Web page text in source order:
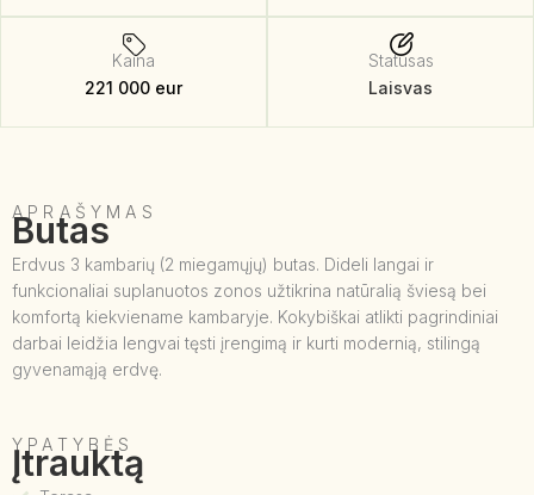
Kaina
221 000 eur
Statusas
Laisvas
APRAŠYMAS
Butas
Erdvus 3 kambarių (2 miegamųjų) butas. Dideli langai ir
funkcionaliai suplanuotos zonos užtikrina natūralią šviesą bei
komfortą kiekviename kambaryje. Kokybiškai atlikti pagrindiniai
darbai leidžia lengvai tęsti įrengimą ir kurti modernią, stilingą
gyvenamąją erdvę.
YPATYBĖS
Įtrauktą